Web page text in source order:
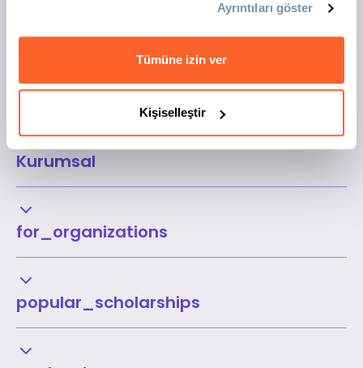
Ayrıntıları göster
Tümüne izin ver
Kişiselleştir
Kurumsal
for_organizations
popular_scholarships